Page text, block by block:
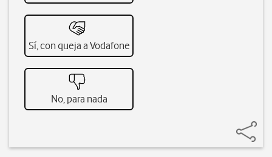
Sí, con queja a Vodafone
No, para nada